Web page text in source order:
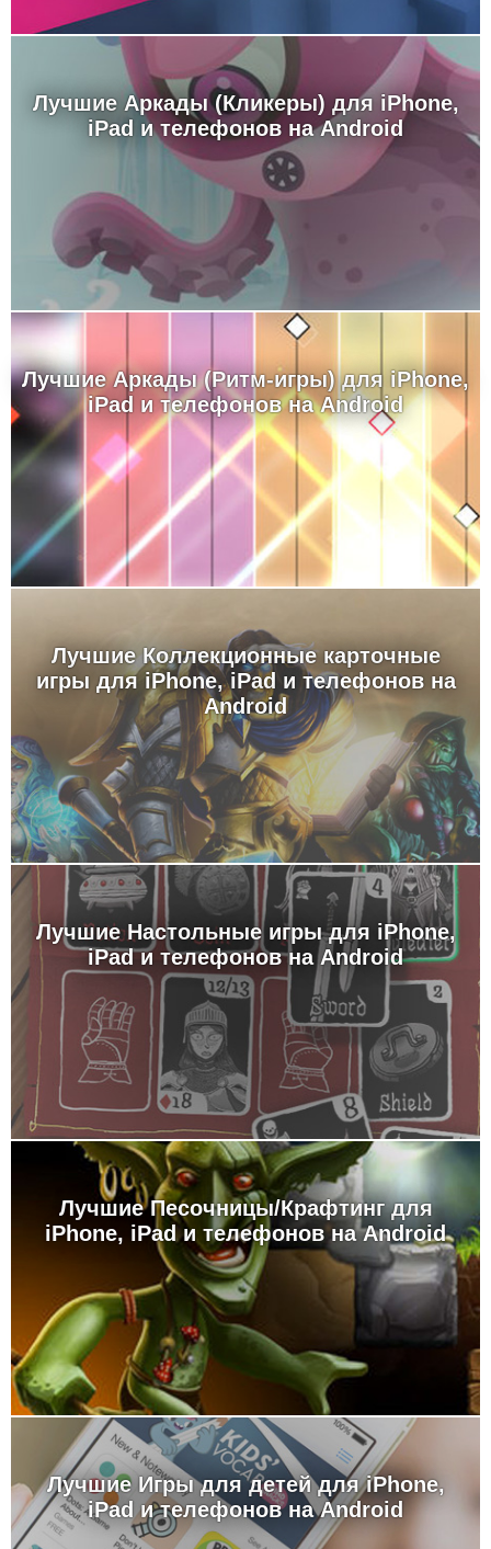
Лучшие Аркады (Кликеры) для iPhone,
iPad и телефонов на Android
Лучшие Аркады (Ритм-игры) для iPhone,
iPad и телефонов на Android
Лучшие Коллекционные карточные
игры для iPhone, iPad и телефонов на
Android
Лучшие Настольные игры для iPhone,
iPad и телефонов на Android
Лучшие Песочницы/Крафтинг для
iPhone, iPad и телефонов на Android
Лучшие Игры для детей для iPhone,
iPad и телефонов на Android